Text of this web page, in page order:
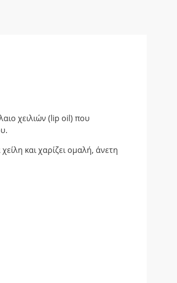
χειλιών (lip oil) που
και χαρίζει ομαλή, άνετη